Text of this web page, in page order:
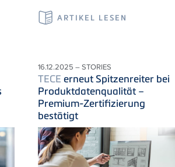
ARTIKEL LESEN
16.12.2025 – STORIES
TECE erneut Spitzenreiter bei
Produktdatenqualität –
Premium-Zertifizierung
bestätigt